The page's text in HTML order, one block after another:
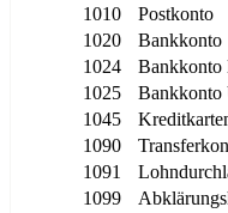
1010
Postkonto
1020
Bankkonto
1024
Bankkonto
1025
Bankkonto
1045
1090
1091
1099